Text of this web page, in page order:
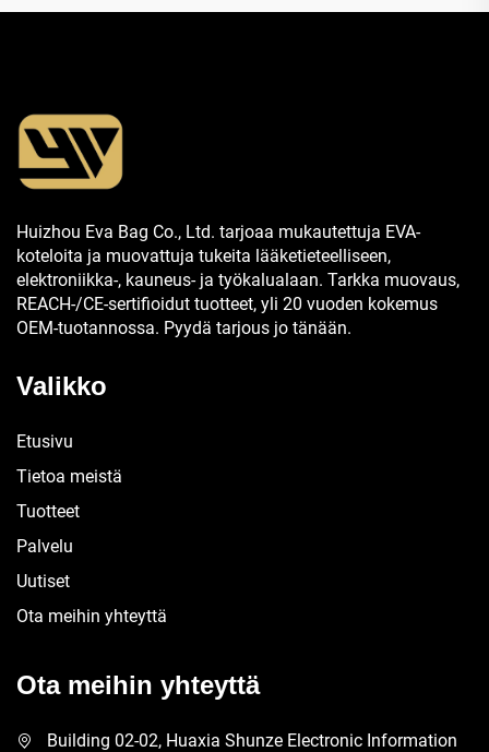
Huizhou Eva Bag Co., Ltd. tarjoaa mukautettuja EVA-
koteloita ja muovattuja tukeita lääketieteelliseen,
elektroniikka-, kauneus- ja työkalualaan. Tarkka muovaus,
REACH-/CE-sertifioidut tuotteet, yli 20 vuoden kokemus
OEM-tuotannossa. Pyydä tarjous jo tänään.
Valikko
Etusivu
Tietoa meistä
Tuotteet
Palvelu
Uutiset
Ota meihin yhteyttä
Ota meihin yhteyttä
Building 02-02, Huaxia Shunze Electronic Information